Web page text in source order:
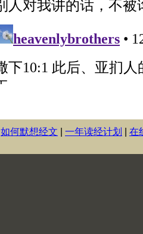
如何默想经文 一年读经计划 在